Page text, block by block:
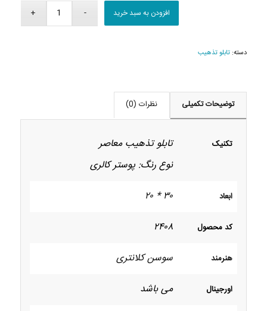
افزودن به سبد خرید
دسته: تابلو تذهیب
توضیحات تکمیلی نظرات (0)
تکنیک
تابلو تذهیب معاصر
نوع رنگ: پوستر کالری
ابعاد ۳۰ * ۲۰
کد محصول ۲۴۰۸
هنرمند سوسن کلانتری
اورجینال می باشد